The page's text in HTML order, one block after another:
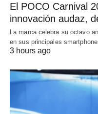
El POCO Carnival
innovación audaz,
La marca celebra su octavo
en sus principales
3 hours ago